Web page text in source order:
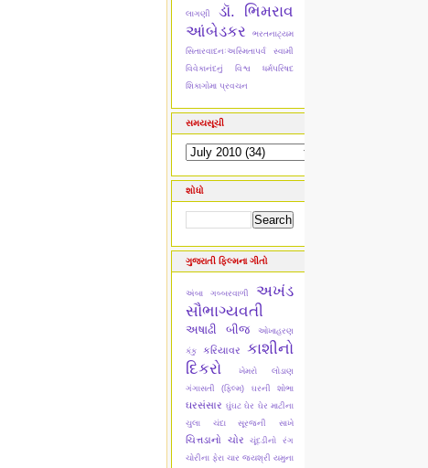
લાગણી
ડૉ. ભિમરાવ
આંબેડકર
ભરતનાટ્યમ
સિતારવાદનઃઅસ્મિતાપર્વ
સ્વામી
વિવેકાનંદનું વિશ્વ ધર્મપરિષદ
શિકાગોમા પ્રવચન
સમયસૂચી
શોધો
ગુજરાતી ફિલ્મના ગીતો
અંબા ગબ્બરવાળી
અખંડ
સૌભાગ્યવતી
અષાઢી બીજ ઓખાહરણ
કંકુ કરિયાવર
કાશીનો
દિકરો
ખેમરો લોડાણ
ગંગાસતી (ફિલ્મ)
ઘરની શોભા
ઘરસંસાર ઘુંઘટ ઘેર ઘેર માટીના
ચુલા
ચંદા સૂરજની સાખે
ચિત્તડાનો ચોર
ચૂંદડીનો રંગ
ચોરીના ફેરા ચાર જયશ્રી યમુના